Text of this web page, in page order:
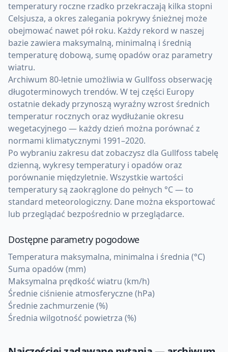
temperatury roczne rzadko przekraczają kilka stopni
Celsjusza, a okres zalegania pokrywy śnieżnej może
obejmować nawet pół roku. Każdy rekord w naszej
bazie zawiera maksymalną, minimalną i średnią
temperaturę dobową, sumę opadów oraz parametry
wiatru.
Archiwum 80-letnie umożliwia w Gullfoss obserwację
długoterminowych trendów. W tej części Europy
ostatnie dekady przynoszą wyraźny wzrost średnich
temperatur rocznych oraz wydłużanie okresu
wegetacyjnego — każdy dzień można porównać z
normami klimatycznymi 1991–2020.
Po wybraniu zakresu dat zobaczysz dla Gullfoss tabelę
dzienną, wykresy temperatury i opadów oraz
porównanie międzyletnie. Wszystkie wartości
temperatury są zaokrąglone do pełnych °C — to
standard meteorologiczny. Dane można eksportować
lub przeglądać bezpośrednio w przeglądarce.
Dostępne parametry pogodowe
Temperatura maksymalna, minimalna i średnia (°C)
Suma opadów (mm)
Maksymalna prędkość wiatru (km/h)
Średnie ciśnienie atmosferyczne (hPa)
Średnie zachmurzenie (%)
Średnia wilgotność powietrza (%)